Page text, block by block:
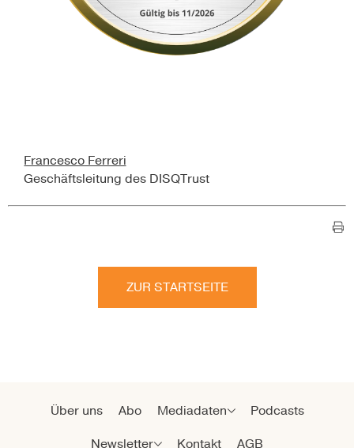
Francesco Ferreri
Geschäftsleitung des DISQTrust
ZUR STARTSEITE
Über uns Abo Mediadaten
Podcasts
Newsletter
Kontakt AGB